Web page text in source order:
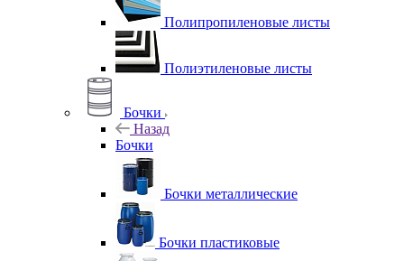
Полипропиленовые листы
Полиэтиленовые листы
Бочки
Назад
Бочки
Бочки металлические
Бочки пластиковые